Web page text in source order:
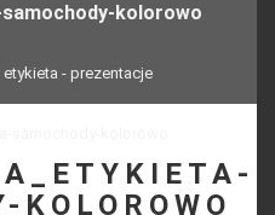
kolorowo
etykieta - prezentacje
KOLOROWO